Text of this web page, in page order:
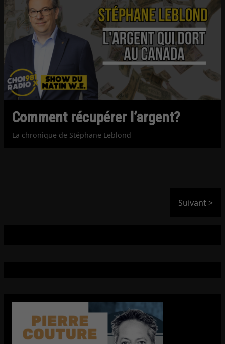
Comment récupérer l’argent?
La chronique de Stéphane Leblond
Suivant >